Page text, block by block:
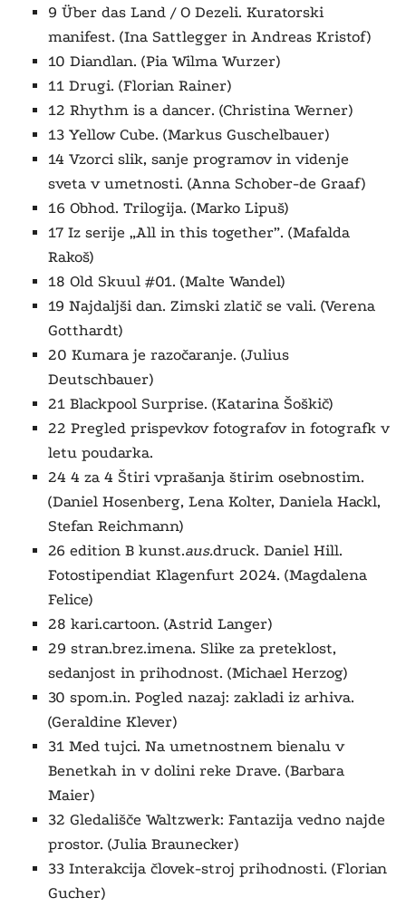
9 Über das Land / O Dezeli. Kuratorski
manifest. (Ina Sattlegger in Andreas Kristof)
10 Diandlan. (Pia Wilma Wurzer)
11 Drugi. (Florian Rainer)
12 Rhythm is a dancer. (Christina Werner)
13 Yellow Cube. (Markus Guschelbauer)
14 Vzorci slik, sanje programov in videnje
sveta v umetnosti. (Anna Schober-de Graaf)
16 Obhod. Trilogija. (Marko Lipuš)
17 Iz serije „All in this together”. (Mafalda
Rakoš)
18 Old Skuul #01. (Malte Wandel)
19 Najdaljši dan. Zimski zlatič se vali. (Verena
Gotthardt)
20 Kumara je razočaranje. (Julius
Deutschbauer)
21 Blackpool Surprise. (Katarina Šoškič)
22 Pregled prispevkov fotografov in fotografk v
letu poudarka.
24 4 za 4 Štiri vprašanja štirim osebnostim.
(Daniel Hosenberg, Lena Kolter, Daniela Hackl,
Stefan Reichmann)
26 edition B kunst.aus.druck. Daniel Hill.
Fotostipendiat Klagenfurt 2024. (Magdalena
Felice)
28 kari.cartoon. (Astrid Langer)
29 stran.brez.imena. Slike za preteklost,
sedanjost in prihodnost. (Michael Herzog)
30 spom.in. Pogled nazaj: zakladi iz arhiva.
(Geraldine Klever)
31 Med tujci. Na umetnostnem bienalu v
Benetkah in v dolini reke Drave. (Barbara
Maier)
32 Gledališče Waltzwerk: Fantazija vedno najde
prostor. (Julia Braunecker)
33 Interakcija človek-stroj prihodnosti. (Florian
Gucher)